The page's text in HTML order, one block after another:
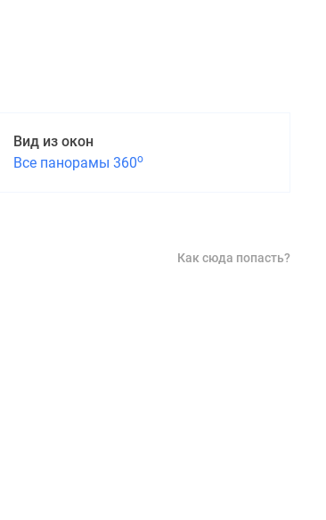
Вид из окон
Все панорамы 360о
Как сюда попасть?